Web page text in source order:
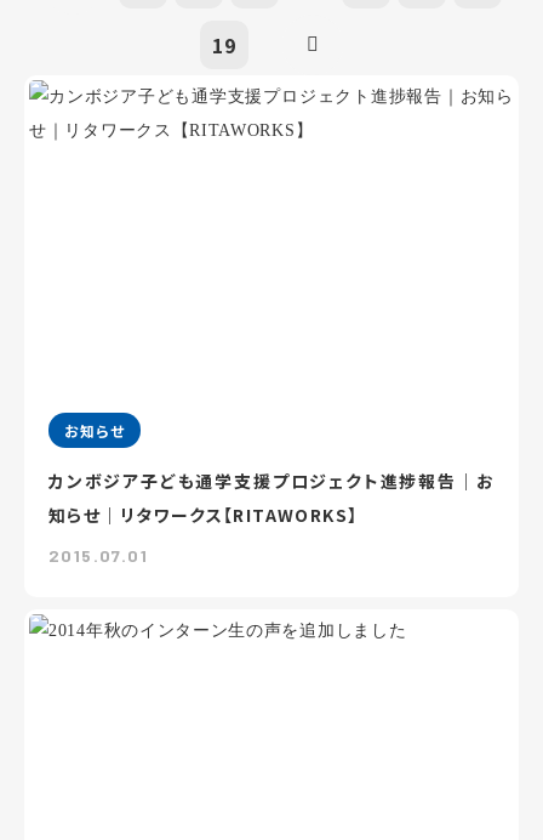
19
お知らせ
カンボジア子ども通学支援プロジェクト進捗報告｜お
知らせ｜リタワークス【RITAWORKS】
2015.07.01